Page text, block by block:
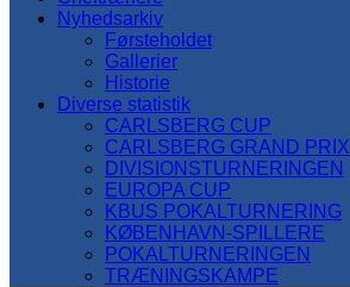
Nyhedsarkiv
Førsteholdet
Gallerier
Historie
Diverse statistik
CARLSBERG CUP
CARLSBERG GRAND PRIX
DIVISIONSTURNERINGEN
EUROPA CUP
KBUS POKALTURNERING
KØBENHAVN-SPILLERE
POKALTURNERINGEN
TRÆNINGSKAMPE